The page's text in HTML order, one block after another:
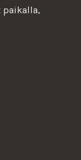
paikalla,